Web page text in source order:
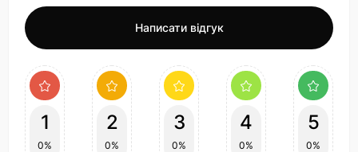
Написати відгук
1
0%
2
0%
3
0%
4
0%
5
0%